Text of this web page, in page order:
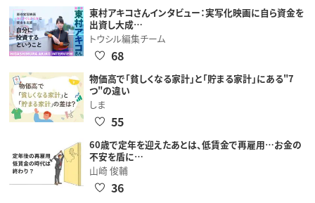
東村アキコさんインタビュー：実写化映画に自ら資金を
出資し大成…
トウシル編集チーム
68
物価高で「貧しくなる家計」と「貯まる家計」にある"7
つ"の違い
しま
55
60歳で定年を迎えたあとは、低賃金で再雇用…お金の
不安を盾に…
山崎 俊輔
36